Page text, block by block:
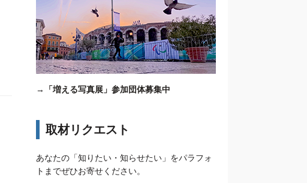
→ 「増える写真展」参加団体募集中
取材リクエスト
あなたの「知りたい・知らせたい」をパラフォ
トまでぜひお寄せください。